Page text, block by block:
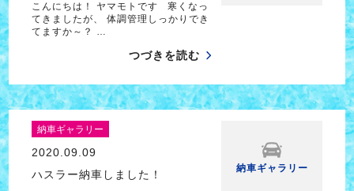
こんにちは！ ヤマモトです 寒くなっ
てきましたが、 体調管理しっかりでき
てますか～？ …
つづきを読む
納車ギャラリー
2020.09.09
ハスラー納車しました！
納車ギャラリー